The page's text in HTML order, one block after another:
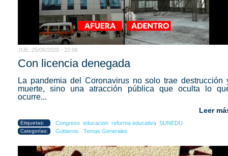
JUE, 25/06/2020 - 22:06
Con licencia denegada
La pandemia del Coronavirus no solo trae destrucción
muerte, sino una atracción pública que oculta lo
ocurre...
Leer
Etiquetas: Congreso educacion reforma educativa SUNEDU
Categorías: Gobierno Temas Generales